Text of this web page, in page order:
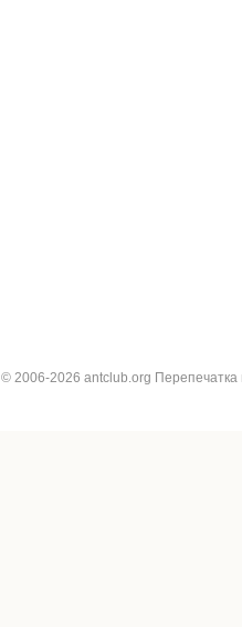
© 2006-2026 antclub.org Перепечатка